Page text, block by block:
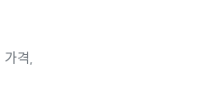
가격,